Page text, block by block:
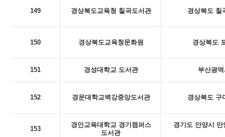
149 경상북도교육청 칠곡도서관 경상북도 칠
150 경상북도교육청문화원 경상북도
151 경성대학교 도서관 부산광
152 경운대학교벽강중앙도서관 경상북도 구
153
경인교육대학교 경기캠퍼스
도서관
경기도 안양시